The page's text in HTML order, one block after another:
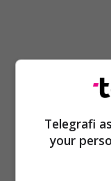
Telegrafi
your